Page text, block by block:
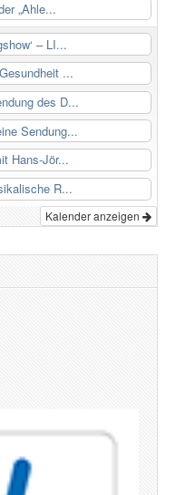
„Ahle...
– LI...
...
des D...
Sendung...
Hans-Jör...
R...
Kalender anzeigen